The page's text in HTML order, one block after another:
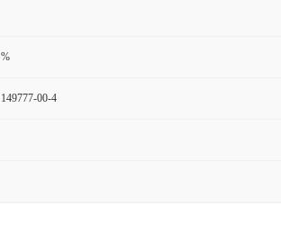
%
149777-00-4